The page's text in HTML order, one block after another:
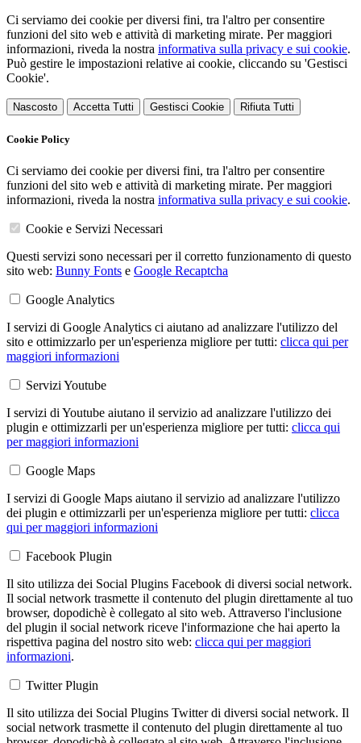
Ci serviamo dei cookie per diversi fini, tra l'altro per consentire
funzioni del sito web e attività di marketing mirate. Per maggiori
informazioni, riveda la nostra informativa sulla privacy e sui cookie.
Può gestire le impostazioni relative ai cookie, cliccando su 'Gestisci
Cookie'.
Nascosto Accetta Tutti Gestisci Cookie Rifiuta Tutti
Cookie Policy
Ci serviamo dei cookie per diversi fini, tra l'altro per consentire
funzioni del sito web e attività di marketing mirate. Per maggiori
informazioni, riveda la nostra informativa sulla privacy e sui cookie.
Cookie e Servizi Necessari
Questi servizi sono necessari per il corretto funzionamento di questo
sito web: Bunny Fonts e Google Recaptcha
Google Analytics
I servizi di Google Analytics ci aiutano ad analizzare l'utilizzo del
sito e ottimizzarlo per un'esperienza migliore per tutti: clicca qui per
maggiori informazioni
Servizi Youtube
I servizi di Youtube aiutano il servizio ad analizzare l'utilizzo dei
plugin e ottimizzarli per un'esperienza migliore per tutti: clicca qui
per maggiori informazioni
Google Maps
I servizi di Google Maps aiutano il servizio ad analizzare l'utilizzo
dei plugin e ottimizzarli per un'esperienza migliore per tutti: clicca
qui per maggiori informazioni
Facebook Plugin
Il sito utilizza dei Social Plugins Facebook di diversi social network.
Il social network trasmette il contenuto del plugin direttamente al tuo
browser, dopodichè è collegato al sito web. Attraverso l'inclusione
del plugin il social network riceve l'informazione che hai aperto la
rispettiva pagina del nostro sito web: clicca qui per maggiori
informazioni.
Twitter Plugin
Il sito utilizza dei Social Plugins Twitter di diversi social network. Il
social network trasmette il contenuto del plugin direttamente al tuo